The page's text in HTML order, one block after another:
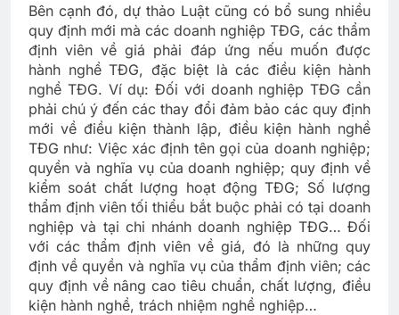
Bên cạnh đó, dự thảo Luật cũng có bổ sung nhiều
quy định mới mà các doanh nghiệp TĐG, các thẩm
định viên về giá phải đáp ứng nếu muốn được
hành nghề TĐG, đặc biệt là các điều kiện hành
nghề TĐG. Ví dụ: Đối với doanh nghiệp TĐG cần
phải chú ý đến các thay đổi đảm bảo các quy định
mới về điều kiện thành lập, điều kiện hành nghề
TĐG như: Việc xác định tên gọi của doanh nghiệp;
quyền và nghĩa vụ của doanh nghiệp; quy định về
kiểm soát chất lượng hoạt động TĐG; Số lượng
thẩm định viên tối thiểu bắt buộc phải có tại doanh
nghiệp và tại chi nhánh doanh nghiệp TĐG… Đối
với các thẩm định viên về giá, đó là những quy
định về quyền và nghĩa vụ của thẩm định viên; các
quy định về nâng cao tiêu chuẩn, chất lượng, điều
kiện hành nghề, trách nhiệm nghề nghiệp…